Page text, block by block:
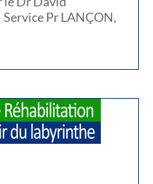
Pr LANÇON,